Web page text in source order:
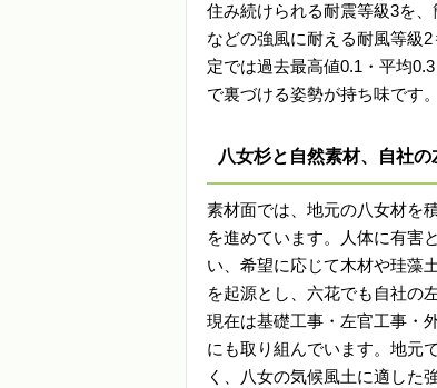
住み続けられる耐震等級3を
などの強風に耐える耐風等級
定では過去最高値0.1・平均
で裏づける姿勢が持ち味です。
八女杉と自然素材、自社
素材面では、地元の八女材を
を進めています。人体に有
い、希望に応じて木材や珪藻
を起源とし、六花でも自社の
現在は基礎工事・左官工事・
にも取り組んでいます。地元
く、八女の気候風土に適した